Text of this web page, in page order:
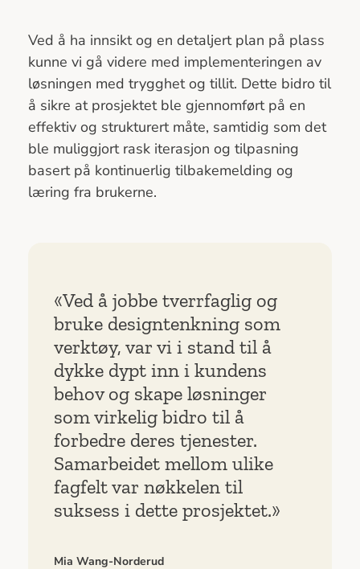
Ved å ha innsikt og en detaljert plan på plass
kunne vi gå videre med implementeringen av
løsningen med trygghet og tillit. Dette bidro til
å sikre at prosjektet ble gjennomført på en
effektiv og strukturert måte, samtidig som det
ble muliggjort rask iterasjon og tilpasning
basert på kontinuerlig tilbakemelding og
læring fra brukerne.
«Ved å jobbe tverrfaglig og
bruke designtenkning som
verktøy, var vi i stand til å
dykke dypt inn i kundens
behov og skape løsninger
som virkelig bidro til å
forbedre deres tjenester.
Samarbeidet mellom ulike
fagfelt var nøkkelen til
suksess i dette prosjektet.»
Mia Wang-Norderud